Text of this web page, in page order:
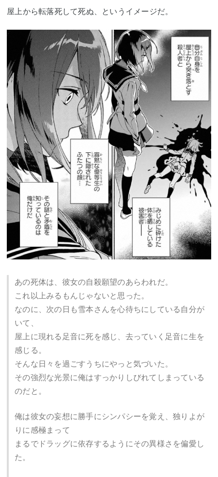
屋上から転落死して死ぬ、というイメージだ。
あの死体は、彼女の自殺願望のあらわれだ。
これ以上みるもんじゃないと思った。
なのに、次の日も雪本さんを心待ちにしている自分が
いて、
屋上に現れる足音に死を感じ、去っていく足音に生を
感じる。
そんな日々を過ごすうちにやっと気づいた。
その強烈な光景に俺はすっかりしびれてしまっている
のだと。
俺は彼女の妄想に勝手にシンパシーを覚え、独りよが
りに感極まって
まるでドラッグに依存するようにその異様さを偏愛し
た。